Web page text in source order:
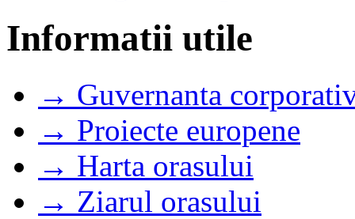
Informatii utile
→ Guvernanta
→ Proiecte europene
→ Harta orasului
→ Ziarul orasului